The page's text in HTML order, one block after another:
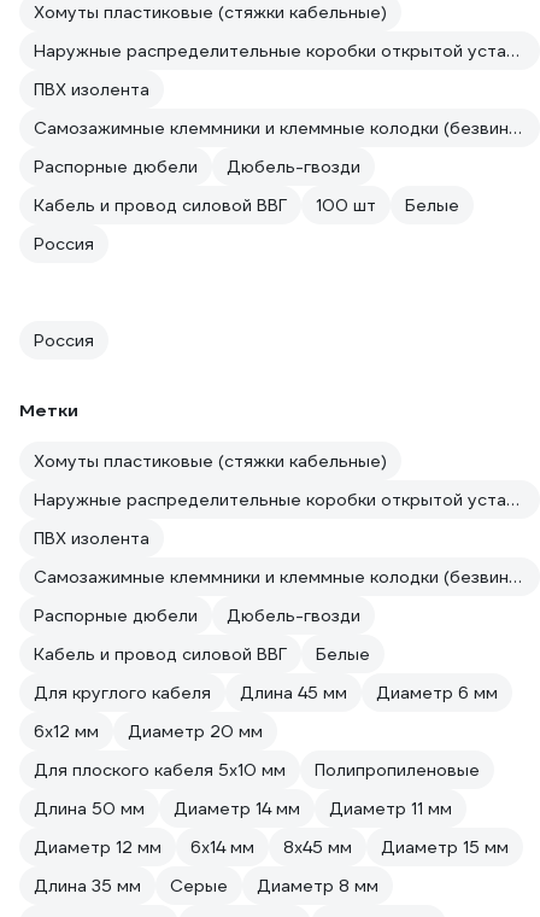
Хомуты пластиковые (стяжки кабельные)
Наружные распределительные коробки открытой установки
ПВХ изолента
Самозажимные клеммники и клеммные колодки (безвинтовые зажимы)
Распорные дюбели
Дюбель-гвозди
Кабель и провод силовой ВВГ
100 шт
Белые
Россия
Россия
Метки
Хомуты пластиковые (стяжки кабельные)
Наружные распределительные коробки открытой установки
ПВХ изолента
Самозажимные клеммники и клеммные колодки (безвинтовые зажимы)
Распорные дюбели
Дюбель-гвозди
Кабель и провод силовой ВВГ
Белые
Для круглого кабеля
Длина 45 мм
Диаметр 6 мм
6х12 мм
Диаметр 20 мм
Для плоского кабеля 5х10 мм
Полипропиленовые
Длина 50 мм
Диаметр 14 мм
Диаметр 11 мм
Диаметр 12 мм
6х14 мм 8х45 мм
Диаметр 15 мм
Длина 35 мм
Серые
Диаметр 8 мм